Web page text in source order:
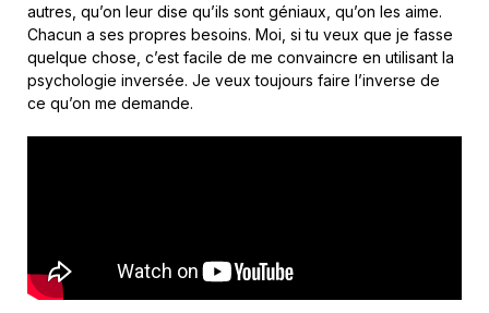
autres, qu’on leur dise qu’ils sont géniaux, qu’on les aime.
Chacun a ses propres besoins. Moi, si tu veux que je fasse
quelque chose, c’est facile de me convaincre en utilisant la
psychologie inversée. Je veux toujours faire l’inverse de
ce qu’on me demande.